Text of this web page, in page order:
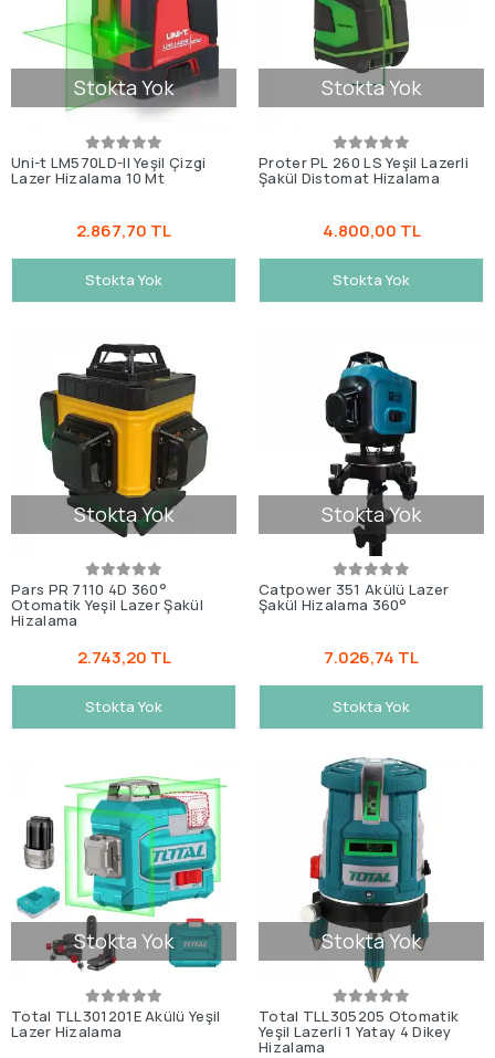
Stokta Yok
Uni-t LM570LD-II Yeşil Çizgi
Lazer Hizalama 10 Mt
2.867,70 TL
Stokta Yok
Stokta Yok
Proter PL 260 LS Yeşil Lazerli
Şakül Distomat Hizalama
4.800,00 TL
Stokta Yok
Stokta Yok
Pars PR 7110 4D 360°
Otomatik Yeşil Lazer Şakül
Hizalama
2.743,20 TL
Stokta Yok
Stokta Yok
Catpower 351 Akülü Lazer
Şakül Hizalama 360°
7.026,74 TL
Stokta Yok
Stokta Yok
Total TLL301201E Akülü Yeşil
Lazer Hizalama
Stokta Yok
Total TLL305205 Otomatik
Yeşil Lazerli 1 Yatay 4 Dikey
Hizalama